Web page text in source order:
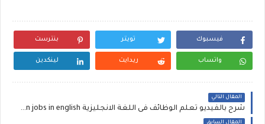
فيسبوك تويتر بنترست
واتساب ريدايت لينكدين
المقال التالي
شرح بالفيديو تعلم الوظائف فى اللغة الانجليزية how to learn jobs in english